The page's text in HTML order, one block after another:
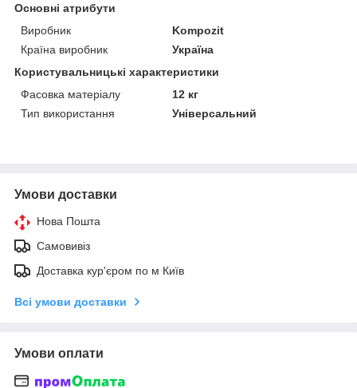
Основні атрибути
Виробник
Kompozit
Країна виробник
Україна
Користувальницькі характеристики
Фасовка матеріалу
12 кг
Тип використання
Універсальний
Умови доставки
Нова Пошта
Самовивіз
Доставка кур'єром по м Київ
Всі умови доставки
Умови оплати